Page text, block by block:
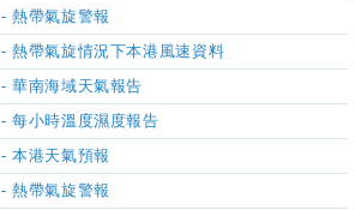
熱帶氣旋警報
熱帶氣旋情況下本港風速資料
華南海域天氣報告
每小時溫度濕度報告
本港天氣預報
熱帶氣旋警報